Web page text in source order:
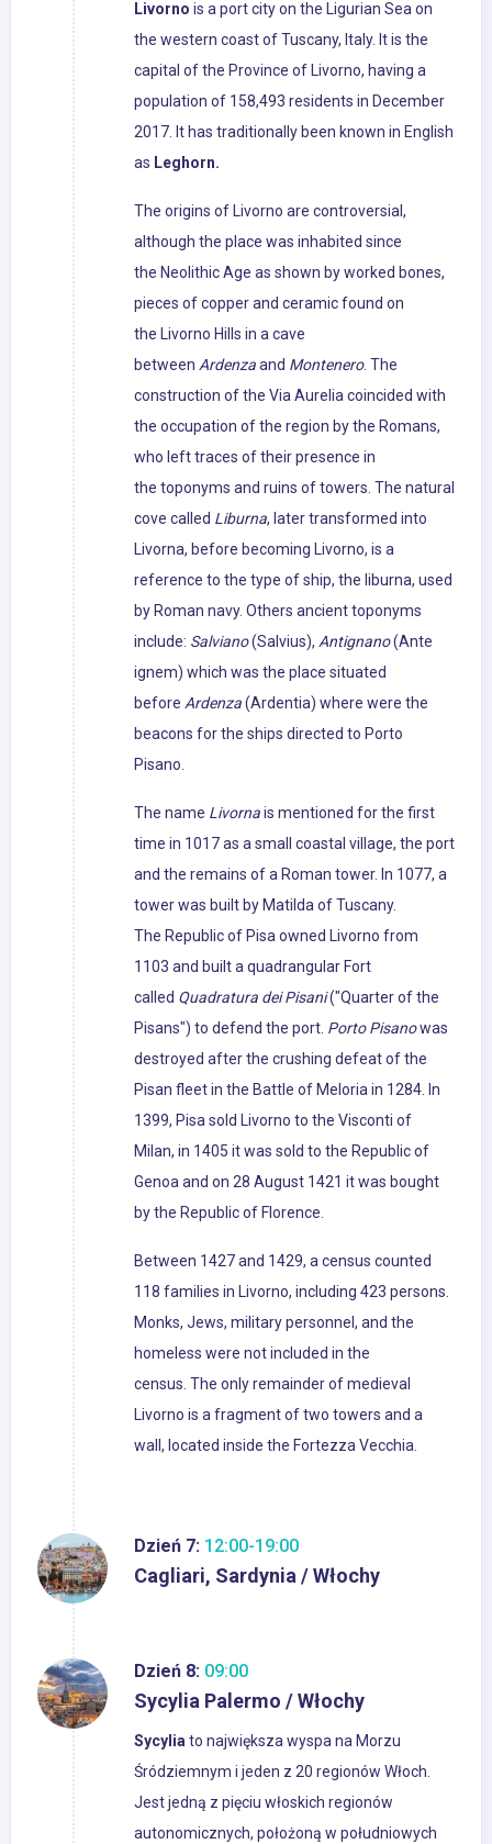
Livorno is a port city on the Ligurian Sea on
the western coast of Tuscany, Italy. It is the
capital of the Province of Livorno, having a
population of 158,493 residents in December
2017. It has traditionally been known in English
as Leghorn.
The origins of Livorno are controversial,
although the place was inhabited since
the Neolithic Age as shown by worked bones,
pieces of copper and ceramic found on
the Livorno Hills in a cave
between Ardenzaand Montenero. The
construction of the Via Aurelia coincided with
the occupation of the region by the Romans,
who left traces of their presence in
the toponyms and ruins of towers. The natural
cove called Liburna, later transformed into
Livorna, before becoming Livorno, is a
reference to the type of ship, the liburna, used
by Roman navy. Others ancient toponyms
include: Salviano(Salvius), Antignano(Ante
ignem) which was the place situated
before Ardenza(Ardentia) where were the
beacons for the ships directed to Porto
Pisano.
The name Livornais mentioned for the first
time in 1017 as a small coastal village, the port
and the remains of a Roman tower. In 1077, a
tower was built by Matilda of Tuscany.
The Republic of Pisa owned Livorno from
1103 and built a quadrangular Fort
called Quadratura dei Pisani("Quarter of the
Pisans") to defend the port. Porto Pisanowas
destroyed after the crushing defeat of the
Pisan fleet in the Battle of Meloria in 1284. In
1399, Pisa sold Livorno to the Visconti of
Milan, in 1405 it was sold to the Republic of
Genoa and on 28 August 1421 it was bought
by the Republic of Florence.
Between 1427 and 1429, a census counted
118 families in Livorno, including 423 persons.
Monks, Jews, military personnel, and the
homeless were not included in the
census. The only remainder of medieval
Livorno is a fragment of two towers and a
wall, located inside the Fortezza Vecchia.
Dzień 7: 12:00-19:00
Cagliari, Sardynia / Włochy
Dzień 8: 09:00
Sycylia Palermo / Włochy
Sycyliato największa wyspa na Morzu
Śródziemnym i jeden z 20 regionów Włoch.
Jest jedną z pięciu włoskich regionów
autonomicznych, położoną w południowych